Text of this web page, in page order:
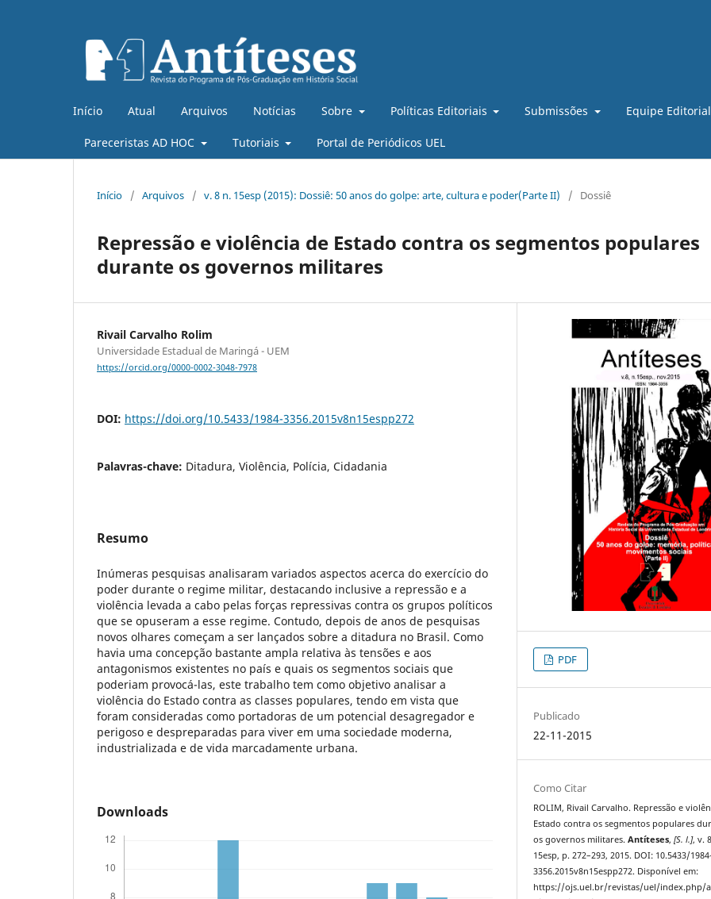
Início Atual Arquivos Notícias Sobre Políticas Editoriais Submissões Equipe Editorial
Pareceristas AD HOC Tutoriais Portal de Periódicos UEL
Início / Arquivos / v. 8 n. 15esp (2015): Dossiê: 50 anos do golpe: arte, cultura e poder(Parte II) / Dossiê
Repressão e violência de Estado contra os segmentos populares
durante os governos militares
Rivail Carvalho Rolim
Universidade Estadual de Maringá - UEM
https://orcid.org/0000-0002-3048-7978
DOI: https://doi.org/10.5433/1984-3356.2015v8n15espp272
Palavras-chave: Ditadura, Violência, Polícia, Cidadania
Resumo
Inúmeras pesquisas analisaram variados aspectos acerca do exercício do
poder durante o regime militar, destacando inclusive a repressão e a
violência levada a cabo pelas forças repressivas contra os grupos políticos
que se opuseram a esse regime. Contudo, depois de anos de pesquisas
novos olhares começam a ser lançados sobre a ditadura no Brasil. Como
havia uma concepção bastante ampla relativa às tensões e aos
antagonismos existentes no país e quais os segmentos sociais que
poderiam provocá-las, este trabalho tem como objetivo analisar a
violência do Estado contra as classes populares, tendo em vista que
foram consideradas como portadoras de um potencial desagregador e
perigoso e despreparadas para viver em uma sociedade moderna,
industrializada e de vida marcadamente urbana.
Downloads
PDF
Publicado
22-11-2015
Como Citar
ROLIM, Rivail Carvalho. Repressão e
Estado contra os segmentos populares
os governos militares.Antíteses,[S. l.], v.
15esp, p. 272–293, 2015. DOI: 10.5433/
3356.2015v8n15espp272. Disponível em:
https://ojs.uel.br/revistas/uel/index.php/